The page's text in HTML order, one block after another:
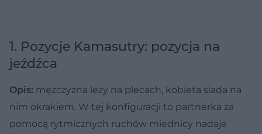
1. Pozycje Kamasutry: pozycja na
jeźdźca
Opis: mężczyzna leży na plecach, kobieta siada na
nim okrakiem. W tej konfiguracji to partnerka za
pomocą rytmicznych ruchów miednicy nadaje